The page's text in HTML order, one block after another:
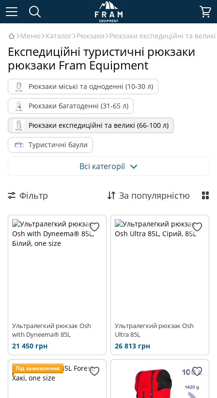
Меню Каталог Рюкзаки Рюкзаки експедиційні та
Експедиційні туристичні рюкзаки
рюкзаки Fram Equipment
Рюкзаки міські та одноденні (10-30 л)
Рюкзаки багатоденні (31-65 л)
Рюкзаки експедиційні та великі (66-100 л)
Туристичні баули
Рюкзаки та баули для військових
Рюкзаки за матеріалом
Аксесуари для рюкзаків
Всі категорії
Фільтр За популярністю
Ультралегкий рюкзак Osh
with Dyneema® 85L
21 450 грн
Ультралегкий рюкзак Osh
Ultra 85L
26 813 грн
Під замовлення